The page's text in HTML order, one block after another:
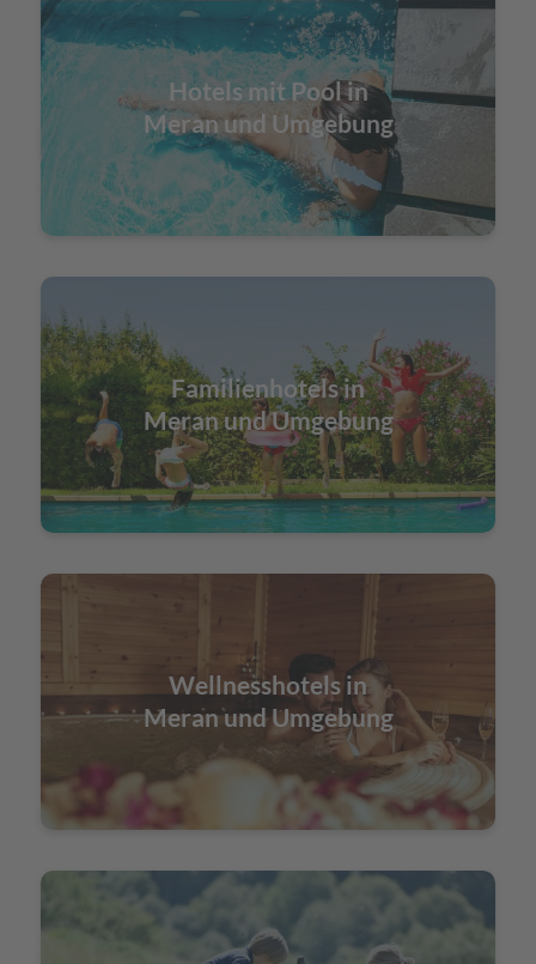
Hotels mit Pool in
Meran und Umgebung
Familienhotels in
Meran und Umgebung
Wellnesshotels in
Meran und Umgebung